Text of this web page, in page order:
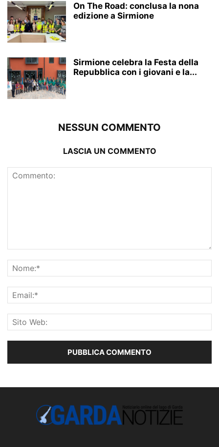
On The Road: conclusa la nona
edizione a Sirmione
Sirmione celebra la Festa della
Repubblica con i giovani e la...
NESSUN COMMENTO
LASCIA UN COMMENTO